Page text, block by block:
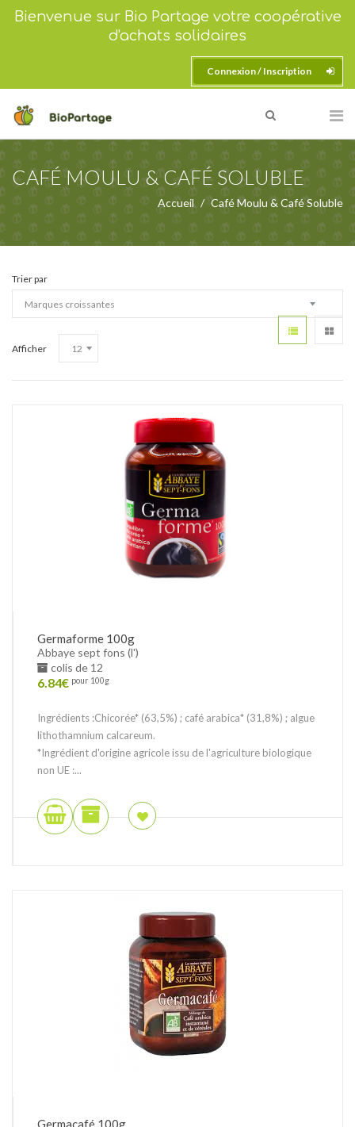
Bienvenue sur Bio Partage votre coopérative
d'achats solidaires
Connexion / Inscription
CAFÉ MOULU & CAFÉ SOLUBLE
Accueil Café Moulu & Café Soluble
Trier par
Afficher
Germaforme 100g
Abbaye sept fons (l')
colis de 12
6.84€ pour 100g
Ingrédients :Chicorée* (63,5%) ; café arabica* (31,8%) ; algue
lithothamnium calcareum.
*Ingrédient d'origine agricole issu de l'agriculture biologique
non UE :...
Germacafé 100g